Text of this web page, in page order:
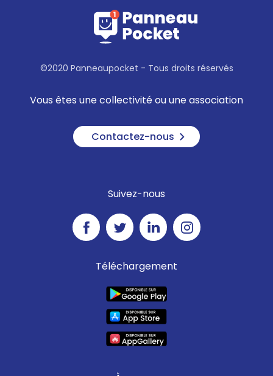
©2020 Panneaupocket - Tous droits réservés
Vous êtes une collectivité ou une association
Contactez-nous
Suivez-nous
Téléchargement